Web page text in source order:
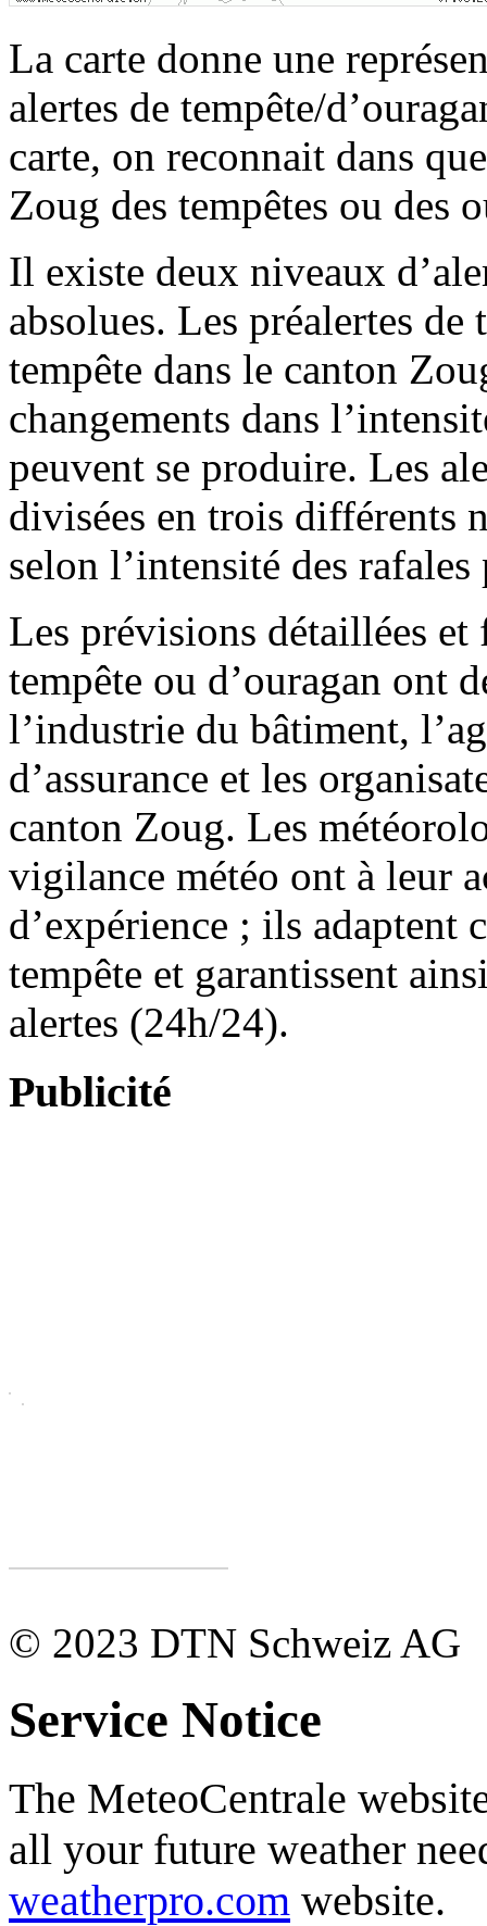
La carte donne une
alertes de tempête/
carte, on reconnait dans
Zoug des tempêtes ou des
Il existe deux niveaux
absolues. Les préalertes de
tempête dans le canton
changements dans
peuvent se produire. Les
divisées en trois différents
selon l’intensité des rafales
Les prévisions détaillées et
tempête ou d’ouragan ont
l’industrie du bâtiment,
d’assurance et les
canton Zoug. Les
vigilance météo ont à leur
d’expérience ; ils adaptent
tempête et garantissent
alertes (24h/24).
Publicité
© 2023 DTN Schweiz AG
Service Notice
The MeteoCentrale
all your future weather
weatherpro.com website.